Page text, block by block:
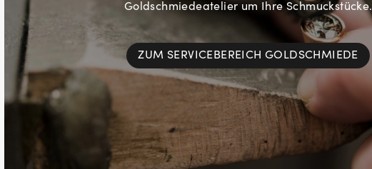
Goldschmiedeatelier um Ihre Schmuckstücke.
ZUM SERVICEBEREICH GOLDSCHMIEDE